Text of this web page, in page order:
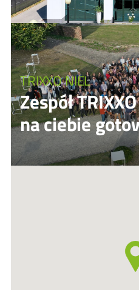
TRIXXO NIEL
Zespół
na ciebie